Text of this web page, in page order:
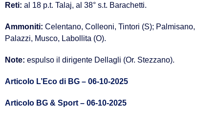
Reti: al 18 p.t. Talaj, al 38° s.t. Barachetti.
Ammoniti: Celentano, Colleoni, Tintori (S); Palmisano,
Palazzi, Musco, Labollita (O).
Note: espulso il dirigente Dellagli (Or. Stezzano).
Articolo L’Eco di BG – 06-10-2025
Articolo BG & Sport – 06-10-2025